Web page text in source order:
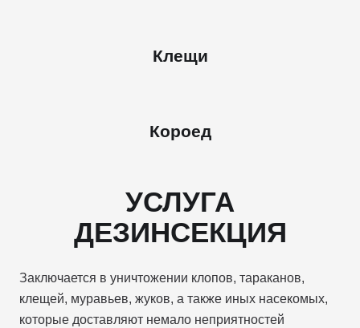
Клещи
Короед
УСЛУГА
ДЕЗИНСЕКЦИЯ
Заключается в уничтожении клопов, тараканов,
клещей, муравьев, жуков, а также иных насекомых,
которые доставляют немало неприятностей